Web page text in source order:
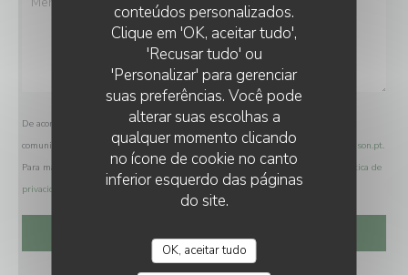
conteúdos personalizados.
Clique em 'OK, aceitar tudo',
'Recusar tudo' ou
'Personalizar' para gerenciar
suas preferências. Você pode
alterar suas escolhas a
qualquer momento clicando
no ícone de cookie no canto
inferior esquerdo das páginas
do site.
OK, aceitar tudo
De acordo com a legislação de proteção de dados, tem o direito de se opor a
comunicações de marketing. Pode registar-se na Lista Robinson através de
robinson.pt.
Para mais informações sobre o tratamento dos seus dados, consulte a nossa
política de
privacidade
LE PETIT VILLIERS